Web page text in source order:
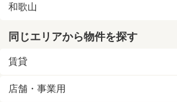
和歌山
同じエリアから物件を探す
賃貸
店舗・事業用